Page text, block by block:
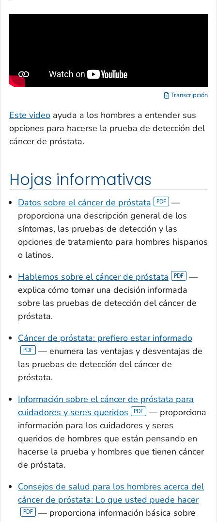
Transcripción
Este video ayuda a los hombres a entender sus
opciones para hacerse la prueba de detección del
cáncer de próstata.
Hojas informativas
Datos sobre el cáncer de próstata
—
proporciona una descripción general de los
síntomas, las pruebas de detección y las
opciones de tratamiento para hombres hispanos
o latinos.
Hablemos sobre el cáncer de próstata
—
explica cómo tomar una decisión informada
sobre las pruebas de detección del cáncer de
próstata.
Cáncer de próstata: prefiero estar informado
— enumera las ventajas y desventajas de
las pruebas de detección del cáncer de
próstata.
Información sobre el cáncer de próstata para
cuidadores y seres queridos
— proporciona
información para los cuidadores y seres
queridos de hombres que están pensando en
hacerse la prueba y hombres que tienen cáncer
de próstata.
Consejos de salud para los hombres acerca del
cáncer de próstata: Lo que usted puede hacer
— proporciona información básica sobre